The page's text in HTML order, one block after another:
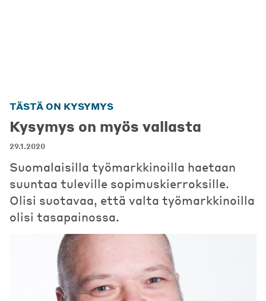
TÄSTÄ ON KYSYMYS
Kysymys on myös vallasta
29.1.2020
Suomalaisilla työmarkkinoilla haetaan
suuntaa tuleville sopimuskierroksille.
Olisi suotavaa, että valta työmarkkinoilla
olisi tasapainossa.